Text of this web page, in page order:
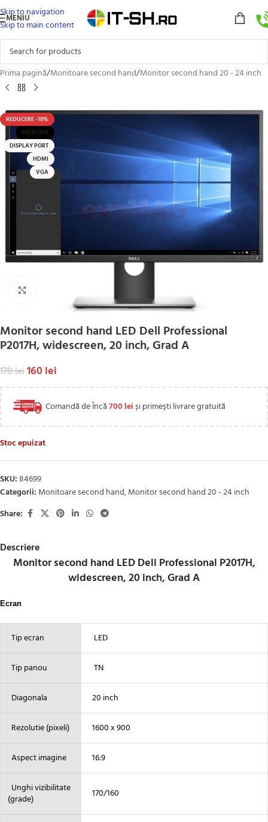
Skip to navigation
Skip to main content
MENIU
Prima pagină/Monitoare second hand/Monitor second hand 20 - 24 inch
REDUCERE -10%
SOLD OUT
DISPLAY PORT
HDMI
VGA
Monitor second hand LED Dell Professional
P2017H, widescreen, 20 inch, Grad A
178lei160lei
Comandă de Încă700 leiși primești livrare gratuită
Stoc epuizat
SKU:84699
Categorii: Monitoare second hand,Monitor second hand 20 - 24 inch
Share:
Descriere
Monitor second hand LED Dell Professional P2017H,
widescreen, 20 inch, Grad A
Ecran
Tip ecran LED
Tip panou TN
Diagonala 20 inch
Rezolutie (pixeli) 1600 x 900
Aspect imagine 16:9
Unghi vizibilitate
(grade)
170/160